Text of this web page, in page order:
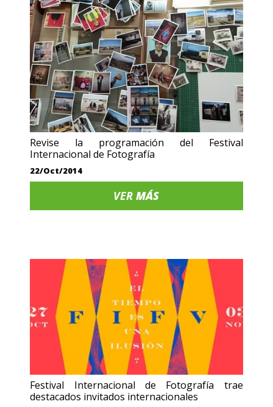
Revise la programación del Festival
Internacional de Fotografía
22/Oct/2014
VERMÁS
Festival Internacional de Fotografía trae
destacados invitados internacionales